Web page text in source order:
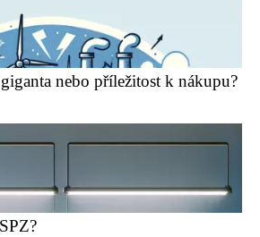
nebo příležitost k nákupu?